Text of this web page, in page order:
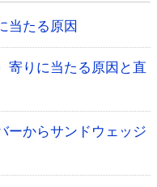
当たる原因
寄りに当たる原因と直
ーからサンドウェッジ